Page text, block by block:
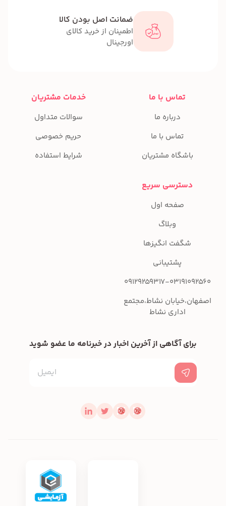
ضمانت اصل بودن کالا
اطمینان از خرید کالای
اورجینال
تماس با ما
درباره ما
تماس با ما
باشگاه مشتریان
خدمات مشتریان
سوالات متداول
حریم خصوصی
شرایط استفاده
دسترسی سریع
صفحه اول
وبلاگ
شگفت انگیزها
پشتیبانی
09129259317-03191092560
اصفهان،خیابان نشاط،مجتمع
اداری نشاط
برای آگاهی از آخرین اخبار در خبرنامه ما عضو شوید